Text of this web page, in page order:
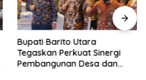
Bupati Barito Utara
Tegaskan Perkuat Sinergi
Pembangunan Desa dan